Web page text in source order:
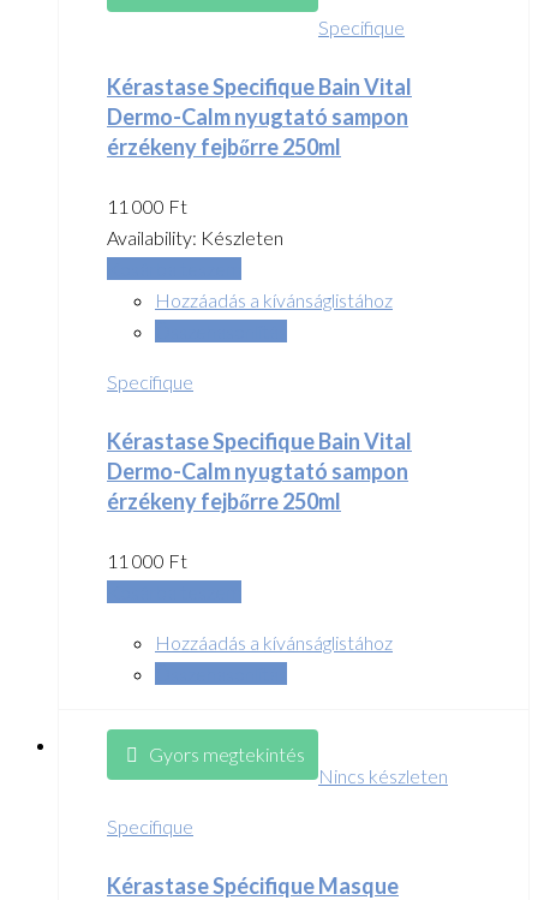
Specifique
Kérastase Specifique Bain Vital
Dermo-Calm nyugtató sampon
érzékeny fejbőrre 250ml
11 000 Ft
Availability: Készleten
Hozzáadás a kívánságlistához
Specifique
Kérastase Specifique Bain Vital
Dermo-Calm nyugtató sampon
érzékeny fejbőrre 250ml
11 000 Ft
Hozzáadás a kívánságlistához
Gyors megtekintés
Nincs készleten
Specifique
Kérastase Spécifique Masque